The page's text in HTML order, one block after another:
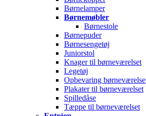
Børnelamper
Børnemøbler
Børnestole
Børnepuder
Børnesengetøj
Juniorstol
Knager til børneværelset
Legetøj
Opbevaring børneværelse
Plakater til børneværelset
Spilledåse
Tæppe til børneværelset